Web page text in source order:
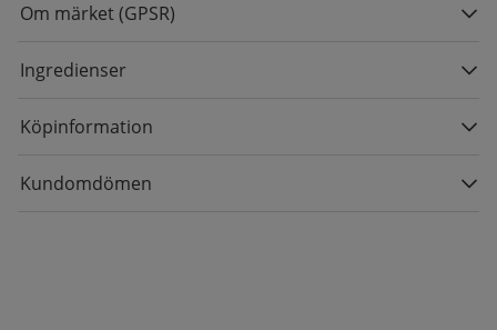
Om märket (GPSR)
Ingredienser
Köpinformation
Kundomdömen